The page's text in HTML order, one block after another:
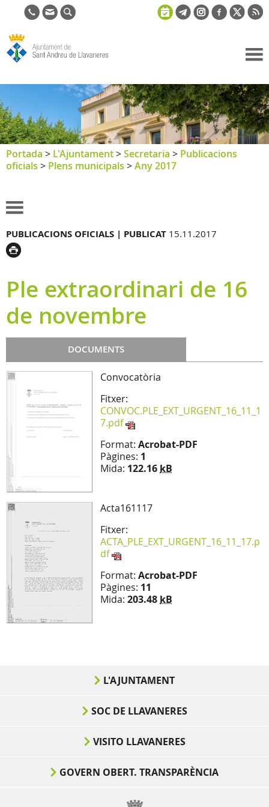
de Sant
Andreu de
Llavaneres
Portada > L'Ajuntament>Secretaria > Publicacions
oficials > Plens municipals >Any 2017
PUBLICACIONS OFICIALS | PUBLICAT 15.11.2017
Ple extraordinari de 16
de novembre
DOCUMENTS
Convocatòria
Fitxer:
CONVOC.PLE_EXT_URGENT_16_11_1
7.pdf
Format: Acrobat-PDF
Pàgines: 1
Mida: 122.16 kB
Acta161117
Fitxer:
ACTA_PLE_EXT_URGENT_16_11_17.p
df
Format: Acrobat-PDF
Pàgines: 11
Mida: 203.48 kB
L'AJUNTAMENT
SOC DE LLAVANERES
VISITO LLAVANERES
GOVERN OBERT. TRANSPARÈNCIA